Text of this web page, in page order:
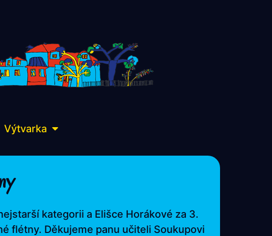
Výtvarka
kategorii a Elišce Horákové za 3.
flétny. Děkujeme panu učiteli Soukupovi